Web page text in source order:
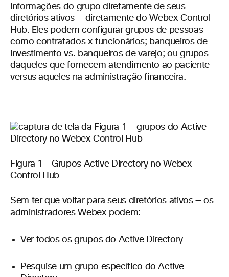
informações do grupo diretamente de seus
diretórios ativos — diretamente do Webex Control
Hub. Eles podem configurar grupos de pessoas —
como contratados x funcionários; banqueiros de
investimento vs. banqueiros de varejo; ou grupos
daqueles que fornecem atendimento ao paciente
versus aqueles na administração financeira.
Figura 1 – Grupos Active Directory no Webex
Control Hub
Sem ter que voltar para seus diretórios ativos — os
administradores Webex podem:
Ver todos os grupos do Active Directory
Pesquise um grupo específico do Active